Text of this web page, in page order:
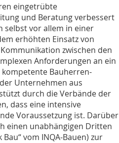
eingetrübte
und Beratung verbessert
selbst vor allem in einer
erhöhten Einsatz von
zwischen den
Anforderungen an ein
Bauherren-
Unternehmen aus
durch die Verbände der
dass eine intensive
Voraussetzung ist. Darüber
einen unabhängigen Dritten
vom INQA-Bauen) zur